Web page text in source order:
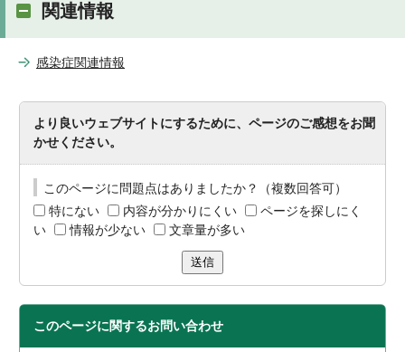
関連情報
感染症関連情報
より良いウェブサイトにするために、ページのご感想をお聞
かせください。
このページに問題点はありましたか？（複数回答可）
特にない
内容が分かりにくい
ページを探しにく
い
情報が少ない 文章量が多い
送信
このページに関するお問い合わせ